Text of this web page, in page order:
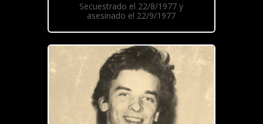
Secuestrado el 22/8/1977 y
asesinado el 22/9/1977